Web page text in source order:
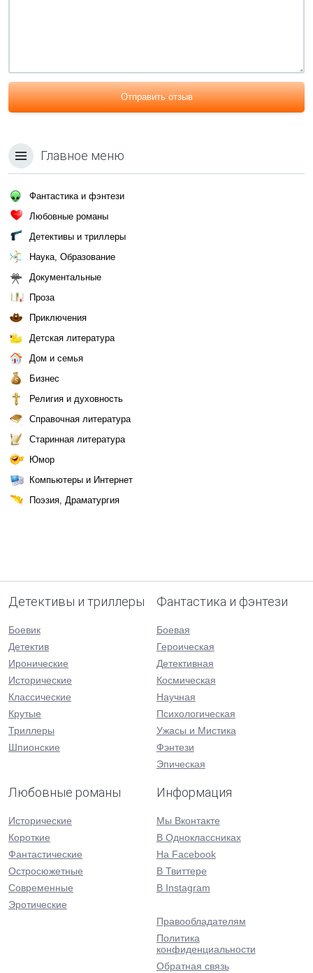
Отправить отзыв
Главное меню
Фантастика и фэнтези
Любовные романы
Детективы и триллеры
Наука, Образование
Документальные
Проза
Приключения
Детская литература
Дом и семья
Бизнес
Религия и духовность
Справочная литература
Старинная литература
Юмор
Компьютеры и Интернет
Поэзия, Драматургия
Детективы и триллеры
Боевик
Детектив
Иронические
Исторические
Классические
Крутые
Триллеры
Шпионские
Фантастика и фэнтези
Боевая
Героическая
Детективная
Космическая
Научная
Психологическая
Ужасы и Мистика
Фэнтези
Эпическая
Любовные романы
Исторические
Короткие
Фантастические
Остросюжетные
Современные
Эротические
Информация
Мы Вконтакте
В Одноклассниках
На Facebook
В Твиттере
В Instagram
Правообладателям
Политика
конфиденциальности
Обратная связь